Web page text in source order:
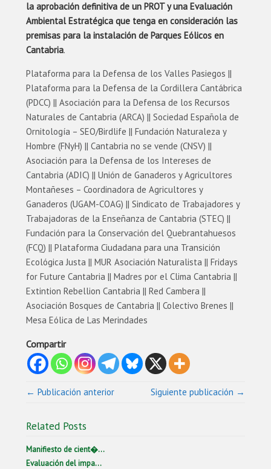
la aprobación definitiva de un PROT y una Evaluación
Ambiental Estratégica que tenga en consideración las
premisas para la instalación de Parques Eólicos en
Cantabria.
Plataforma para la Defensa de los Valles Pasiegos ||
Plataforma para la Defensa de la Cordillera Cantábrica
(PDCC) || Asociación para la Defensa de los Recursos
Naturales de Cantabria (ARCA) || Sociedad Española de
Ornitología – SEO/Birdlife || Fundación Naturaleza y
Hombre (FNyH) || Cantabria no se vende (CNSV) ||
Asociación para la Defensa de los Intereses de
Cantabria (ADIC) || Unión de Ganaderos y Agricultores
Montañeses – Coordinadora de Agricultores y
Ganaderos (UGAM-COAG) || Sindicato de Trabajadores y
Trabajadoras de la Enseñanza de Cantabria (STEC) ||
Fundación para la Conservación del Quebrantahuesos
(FCQ) || Plataforma Ciudadana para una Transición
Ecológica Justa || MUR Asociación Naturalista || Fridays
for Future Cantabria || Madres por el Clima Cantabria ||
Extintion Rebellion Cantabria || Red Cambera ||
Asociación Bosques de Cantabria || Colectivo Brenes ||
Mesa Eólica de Las Merindades
Compartir
← Publicación anterior Siguiente publicación →
Related Posts
Manifiesto de cient�...
Evaluación del impa...